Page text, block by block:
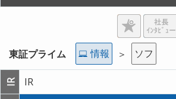
東証プライム 情報 ＞ ソフ
IR IR